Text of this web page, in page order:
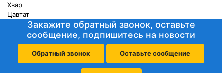
Хвар
Цавтат
Закажите обратный звонок, оставьте
сообщение, подпишитесь на новости
Обратный звонок Оставьте сообщение